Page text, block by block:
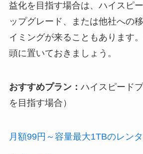
益化を目指す場合は、ハイスピ
ップグレード、または他社への
イミングが来ることもあります
頭に置いておきましょう。
おすすめプラン： ハイスピード
を目指す場合）
月額99円～容量最大1TBのレン